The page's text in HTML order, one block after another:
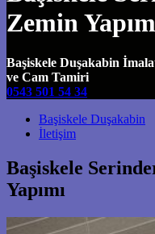
Zemin
Başiskele Duşakabin
ve Cam Tamiri
0543 501 54 34
Main Navigation
Başiskele Duşakabin
İletişim
Başiskele
Yapımı